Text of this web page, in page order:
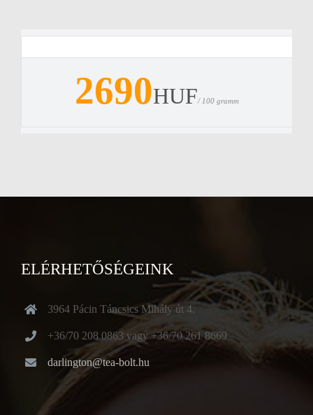
2690HUF/ 100 gramm
ELÉRHETŐSÉGEINK
3964 Pácin Táncsics Mihály út 4.
+36/70 208 0863 vagy +36/70 261 8669
darlington@tea-bolt.hu